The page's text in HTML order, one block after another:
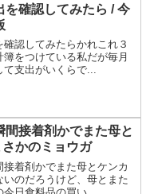
を確認してみたら / 今
確認してみたらかれこれ３
簿をつけている私だが毎月
支出がいくらで...
間接着剤かでまた母と
かのミョウガ
接着剤かでまた母とケンカ
いのだろうけど、母とまた